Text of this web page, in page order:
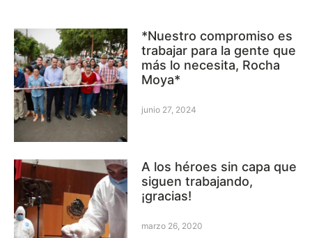
*Nuestro compromiso es
trabajar para la gente que
más lo necesita, Rocha
Moya*
junio 27, 2024
A los héroes sin capa que
siguen trabajando,
¡gracias!
marzo 26, 2020